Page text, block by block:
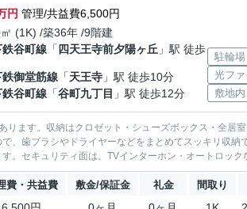
円 管理/共益費6,500円
(1K) /築36年 /9階建
鉄谷町線 「 四天王寺前夕陽ヶ丘 」駅 徒歩
鉄御堂筋線 「天王寺 」駅 徒歩10分
鉄谷町線 「谷町九丁目 」駅 徒歩12分
駐輪場
光フ
敷地
ります。収納はクロゼット・シューズボックス・全居
、歯ブラシやドライヤーなどをまとめてスッキリ収納
。セキュリティ面は、TVインターホン・オートロッ
費・共益費 敷金/保証金 礼金 間取り